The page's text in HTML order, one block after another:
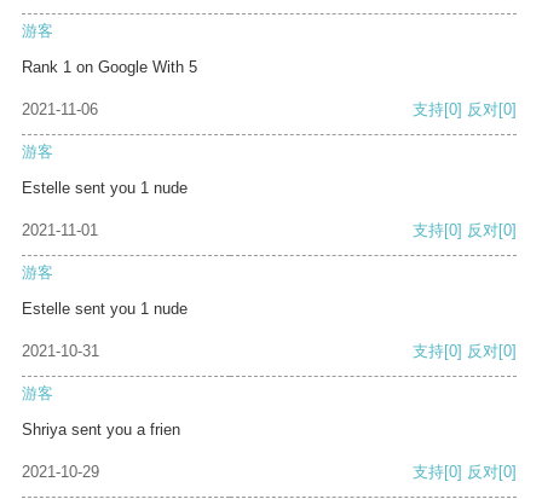
游客
Rank 1 on Google With 5
2021-11-06 支持[0] 反对[0]
游客
Estelle sent you 1 nude
2021-11-01 支持[0] 反对[0]
游客
Estelle sent you 1 nude
2021-10-31 支持[0] 反对[0]
游客
Shriya sent you a frien
2021-10-29 支持[0] 反对[0]